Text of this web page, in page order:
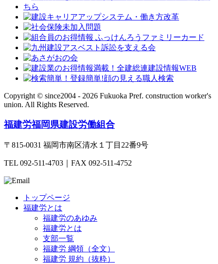
Copyright © since2004 - 2026 Fukuoka Pref. construction worker's
union. All Rights Reserved.
福建労福岡県建設労働組合
〒815-0031 福岡市南区清水１丁目22番9号
TEL 092-511-4703｜FAX 092-511-4752
トップページ
福建労とは
福建労のあゆみ
福建労とは
支部一覧
福建労 綱領（全文）
福建労 規約（抜粋）